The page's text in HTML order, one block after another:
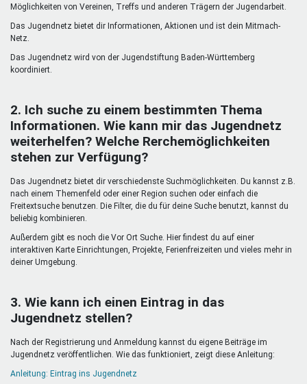
Schule & Beruf
Demokratie & Beteiligung
Möglichkeiten von Vereinen, Treffs und anderen Trägern der Jugendarbeit.
Das Jugendnetz bietet dir Informationen, Aktionen und ist dein Mitmach-
Netz.
Das Jugendnetz wird von der Jugendstiftung Baden-Württemberg
koordiniert.
2. Ich suche zu einem bestimmten Thema
Informationen. Wie kann mir das Jugendnetz
weiterhelfen? Welche Rerchemöglichkeiten
stehen zur Verfügung?
Das Jugendnetz bietet dir verschiedenste Suchmöglichkeiten. Du kannst z.B.
nach einem Themenfeld oder einer Region suchen oder einfach die
Freitextsuche benutzen. Die Filter, die du für deine Suche benutzt, kannst du
beliebig kombinieren.
Außerdem gibt es noch die Vor Ort Suche. Hier findest du auf einer
interaktiven Karte Einrichtungen, Projekte, Ferienfreizeiten und vieles mehr in
deiner Umgebung.
3. Wie kann ich einen Eintrag in das
Jugendnetz stellen?
Nach der Registrierung und Anmeldung kannst du eigene Beiträge im
Jugendnetz veröffentlichen. Wie das funktioniert, zeigt diese Anleitung:
Anleitung: Eintrag ins Jugendnetz